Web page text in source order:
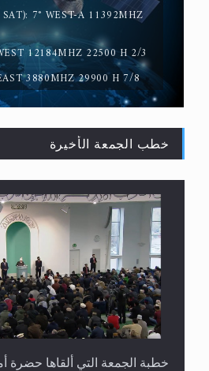
القرآن قاضٍ وحكمٌ على السنة
العكس
7° WEST-A 11392MHZ
12184MHZ 22500 H 2/3
3880MHZ 29900 H 7/8
خطب الجمعة الأخيرة
خطبة الجمعة التي ألقاها حضرة